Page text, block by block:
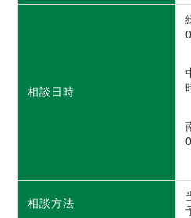
相談日時
相談方法